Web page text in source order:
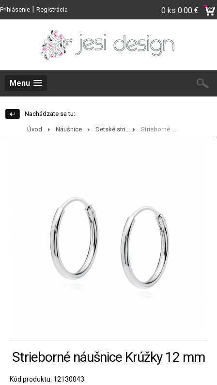
Prihlásenie | Registrácia 0 ks 0.00 €
Menu
Nachádzate sa tu:
Úvod Náušnice Detské stri... Strieborné ...
Strieborné náušnice Krúžky 12 mm
Kód produktu: 12130043